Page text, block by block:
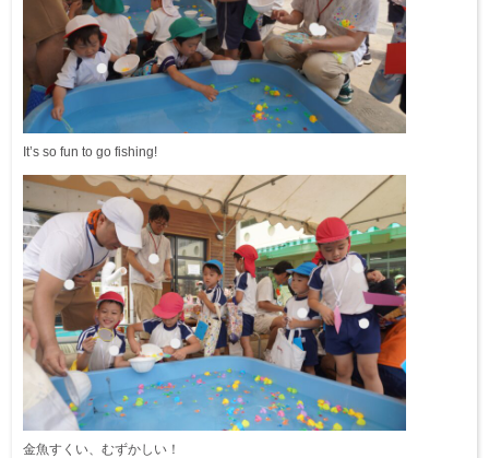
It’s so fun to go fishing!
金魚すくい、むずかしい！